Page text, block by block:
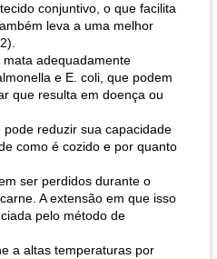
conjuntivo, o que facilita
leva a uma melhor
adequadamente
e E. coli, que podem
que resulta em doença ou
reduzir sua capacidade
como é cozido e por quanto
ser perdidos durante o
A extensão em que isso
pelo método de
a altas temperaturas por